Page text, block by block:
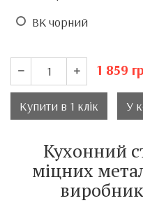
BK чорний
1 859
Купити в 1 клік У
Кухонний
міцних